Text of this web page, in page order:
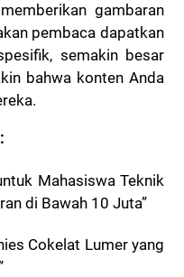
gambaran
pembaca dapatkan
semakin besar
bahwa konten Anda
Mahasiswa Teknik
di Bawah 10 Juta”
Cokelat Lumer yang